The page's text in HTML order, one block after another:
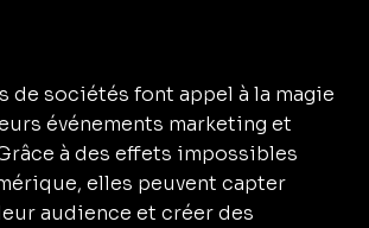
de sociétés font appel à la magie
événements marketing et
à des effets impossibles
elles peuvent capter
audience et créer des